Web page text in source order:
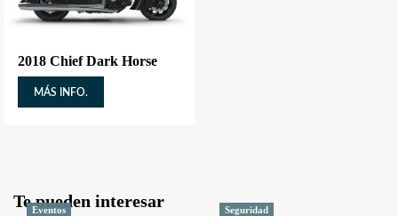
2018 Chief Dark Horse
MÁS INFO.
Te pueden interesar
Eventos Seguridad